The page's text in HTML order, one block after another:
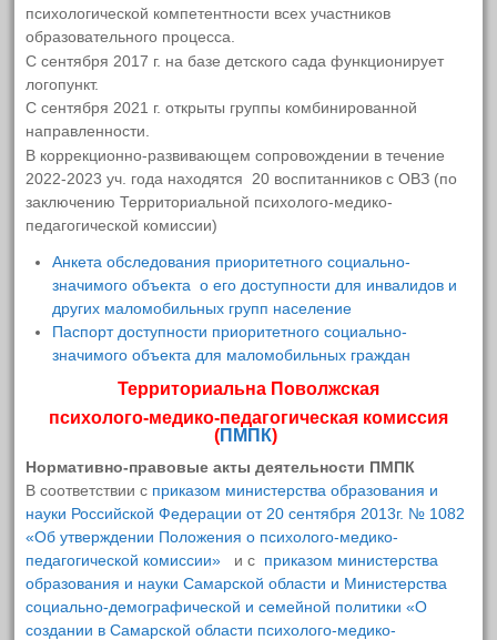
2022
2021
Новости. Важная информация.
Объявления.
ЭЛЕКТРОННАЯ ФОРМА ДЛЯ
ОБРАЩЕНИЙ ГРАЖДАН
НАПРАВЛЕНИЯ РАБОТЫ
80-ая годовщина ПОБЕДЫ в ВОВ
Инновационная деятельность
Просветительская деятельность для
родителей
РоботоТехника
Экология и Эколята
ВФСК ГТО
Дорожная безопасность
психологической компетентности всех участников
образовательного процесса.
С сентября 2017 г. на базе детского сада функционирует
логопункт.
С сентября 2021 г. открыты группы комбинированной
направленности.
В коррекционно-развивающем сопровождении в течение
2022-2023 уч. года находятся 20 воспитанников с ОВЗ (по
заключению Территориальной психолого-медико-
педагогической комиссии)
Анкета обследования приоритетного социально-
значимого объекта о его доступности для инвалидов и
других маломобильных групп население
Паспорт доступности приоритетного социально-
значимого объекта для маломобильных граждан
Территориальна Поволжская
психолого-медико-педагогическая комиссия
(ПМПК)
Нормативно-правовые акты деятельности ПМПК
В соответствии с приказом министерства образования и
науки Российской Федерации от 20 сентября 2013г. № 1082
«Об утверждении Положения о психолого-медико-
педагогической комиссии» и с приказом министерства
образования и науки Самарской области и Министерства
социально-демографической и семейной политики «О
создании в Самарской области психолого-медико-